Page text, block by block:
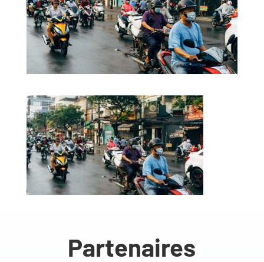
Partenaires